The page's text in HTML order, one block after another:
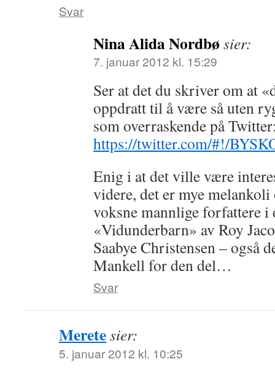
Svar
Nina Alida Nordbø sier:
7. januar 2012 kl. 15:29
Ser at det du skriver om at
oppdratt til å være så uten
som overraskende på
https://twitter.com/#!/
Enig i at det ville være
videre, det er mye
voksne mannlige forfattere i
«Vidunderbarn» av Roy
Saabye Christensen – også
Mankell for den del…
Svar
Meretesier:
5. januar 2012 kl. 10:25